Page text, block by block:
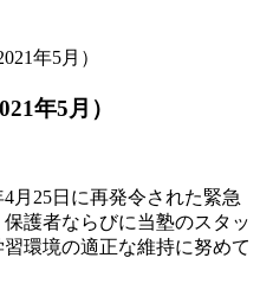
年5月）
年5月）
月25日に再発令された緊急
護者ならびに当塾のスタッ
環境の適正な維持に努めて